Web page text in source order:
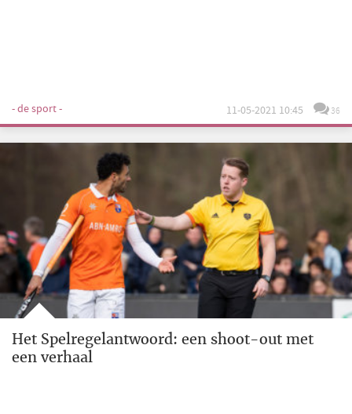
- de sport - 11-05-2021 10:45 36
Het Spelregelantwoord: een shoot-out met
een verhaal